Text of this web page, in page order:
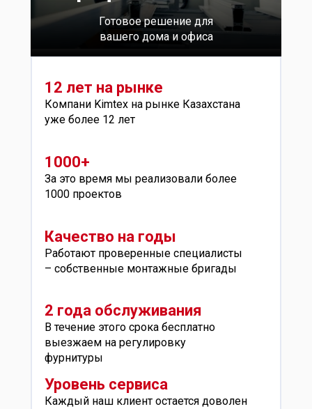
Готовое решение для
вашего дома и офиса
Качество на годы
Работают проверенные специалисты
– собственные монтажные бригады
2 года обслуживания
В течение этого срока бесплатно
выезжаем на регулировку
фурнитуры
Уровень сервиса
Каждый наш клиент остается доволен
12 лет на рынке
Компани Kimtex на рынке Казахстана
уже более 12 лет
1000+
За это время мы реализовали более
1000 проектов